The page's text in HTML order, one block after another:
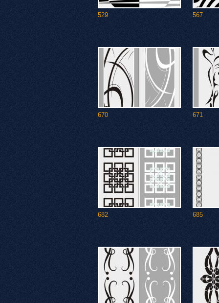
529 567
670 671
682 685